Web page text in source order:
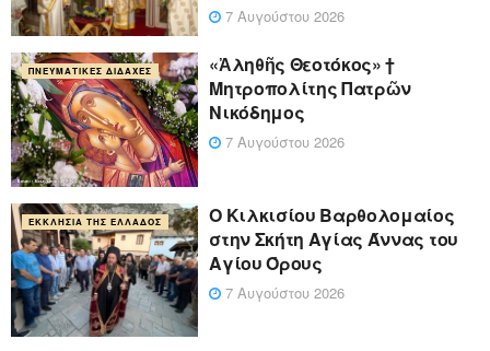
7 Αυγούστου 2026
ΠΝΕΥΜΑΤΙΚΈΣ ΔΙΔΑΧΈΣ
«Ἀληθῆς Θεοτόκος» †
Μητροπολίτης Πατρῶν
Νικόδημος
7 Αυγούστου 2026
ΕΚΚΛΗΣΊΑ ΤΗΣ ΕΛΛΆΔΟΣ
Ο Κιλκισίου Βαρθολομαίος
στην Σκήτη Αγίας Άννας του
Αγίου Όρους
7 Αυγούστου 2026